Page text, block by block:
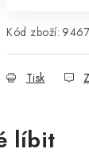
Kód zboží:
Tisk
líbit